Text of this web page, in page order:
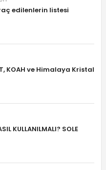
edilenlerin listesi
KOAH ve Himalaya Kristal
KULLANILMALI? SOLE